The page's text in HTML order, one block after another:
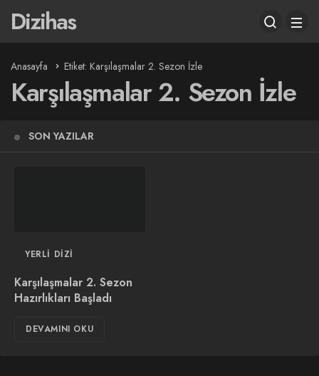
Dizihas
Anasayfa Etiket: Karşılaşmalar 2. Sezon İzle
Karşılaşmalar 2. Sezon İzle
SON YAZILAR
YERLI DIZI
Karşılaşmalar 2. Sezon
Hazırlıkları Başladı
DEVAMINI OKU